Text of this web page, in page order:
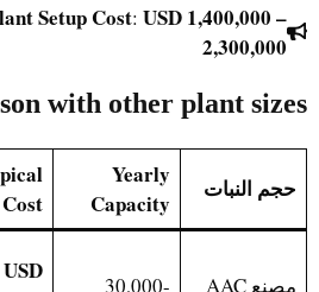
Setup Cost :USD 1,400,000 –
2,300,000
with other plant sizes:
حجم النبات
Yearly
Capacity
Cost
مصنع AAC
30,000-
USD